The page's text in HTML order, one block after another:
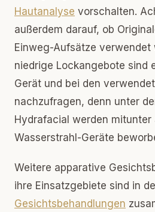
Hautanalyse vorschalten.
außerdem darauf, ob
Einweg-Aufsätze verwendet
niedrige Lockangebote sind
Gerät und bei den
nachzufragen, denn unter
Hydrafacial werden mitunter
Wasserstrahl-Geräte
Weitere apparative
ihre Einsatzgebiete sind in
Gesichtsbehandlungen